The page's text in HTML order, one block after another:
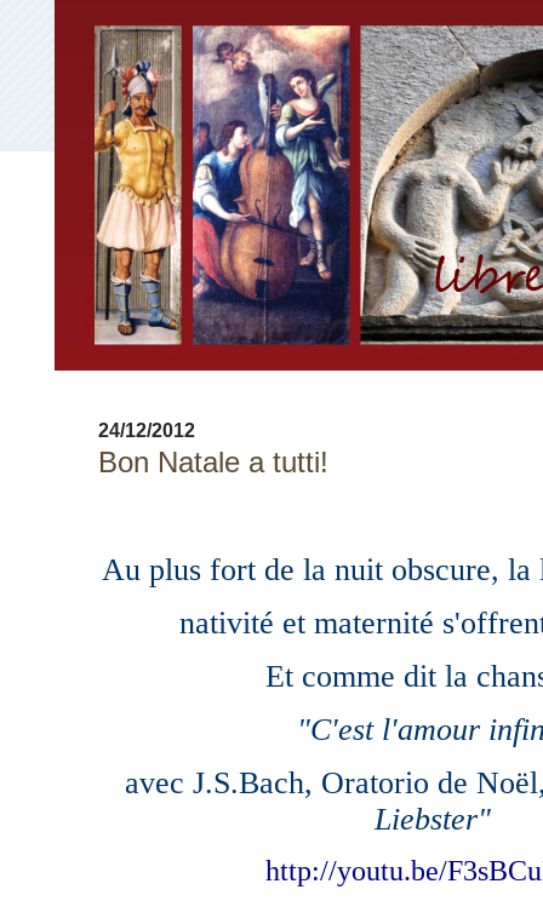
24/12/2012
Bon Natale a tutti!
Au plus fort de la nuit obscure, la
nativité et maternité
Et comme dit la
"C'est l'amour
avec J.S.Bach, Oratorio de
Liebster"
http://youtu.be/